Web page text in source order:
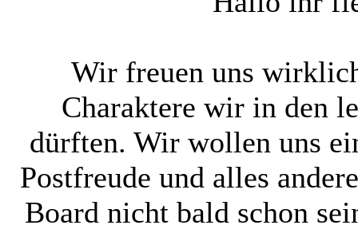
Wir freuen uns
Charaktere wir in den
dürften. Wir wollen uns
Postfreude und alles
Board nicht bald schon